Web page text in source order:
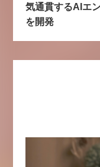
気通貫するAIエ
を開発